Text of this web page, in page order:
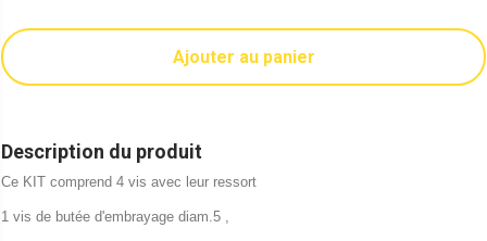
Ajouter au panier
Description du produit
Ce KIT comprend 4 vis avec leur ressort
1 vis de butée d'embrayage diam.5 ,